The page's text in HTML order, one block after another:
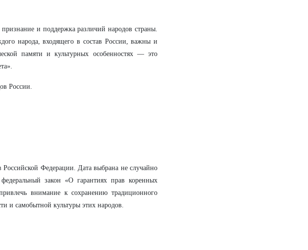
и поддержка различий народов страны.
народа, входящего в состав России, важны и
памяти и культурных особенностях — это
России.
Федерации. Дата выбрана не случайно
закон «О гарантиях прав коренных
внимание к сохранению традиционного
и самобытной культуры этих народов.